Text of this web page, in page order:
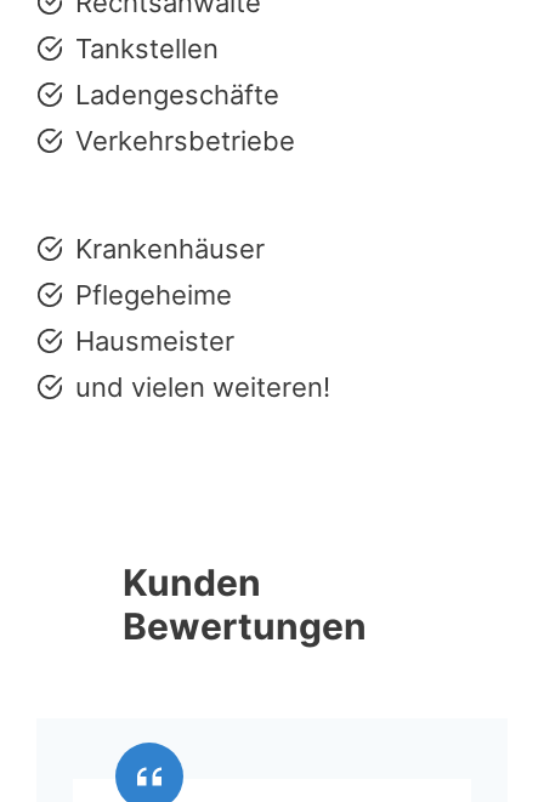
Tankstellen
Ladengeschäfte
Verkehrsbetriebe
Krankenhäuser
Pflegeheime
Hausmeister
und vielen weiteren!
Kunden
Bewertungen